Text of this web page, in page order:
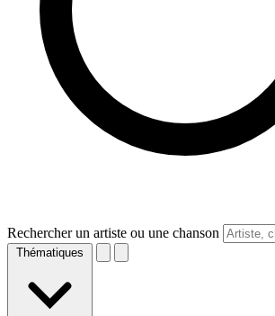
Rechercher un artiste ou une chanson
Thématiques